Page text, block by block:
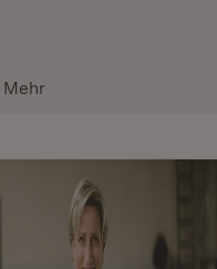
Mehr